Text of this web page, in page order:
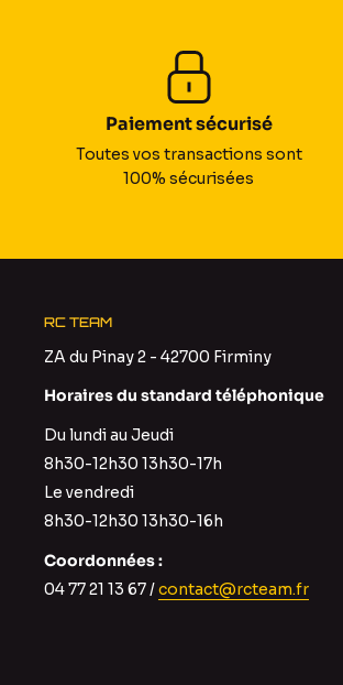
Paiement sécurisé
Toutes vos transactions sont
100% sécurisées
RC TEAM
ZA du Pinay 2 - 42700 Firminy
Horaires du standard téléphonique
Du lundi au Jeudi
8h30-12h30 13h30-17h
Le vendredi
8h30-12h30 13h30-16h
Coordonnées :
04 77 21 13 67 /contact@rcteam.fr